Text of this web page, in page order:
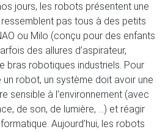
jours, les robots présentent une
pas tous à des petits
ou Milo (conçu pour des enfants
des allures d’aspirateur,
bras robotiques industriels. Pour
robot, un système doit avoir une
sensible à l’environnement (avec
de son, de lumière, …) et réagir
Aujourd’hui, les robots